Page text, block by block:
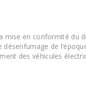
mise en conformité du
désenfumage de
des véhicules